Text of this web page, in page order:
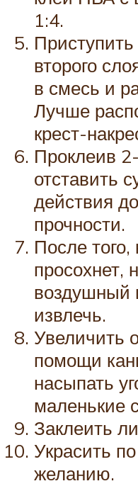
1:4.
второго
в смесь и
Лучше
крест-
Проклеив
отставить
действия
прочности.
После того,
просохнет,
воздушный
извлечь.
Увеличить
помощи
насыпать
маленькие
Заклеить
Украсить
желанию.